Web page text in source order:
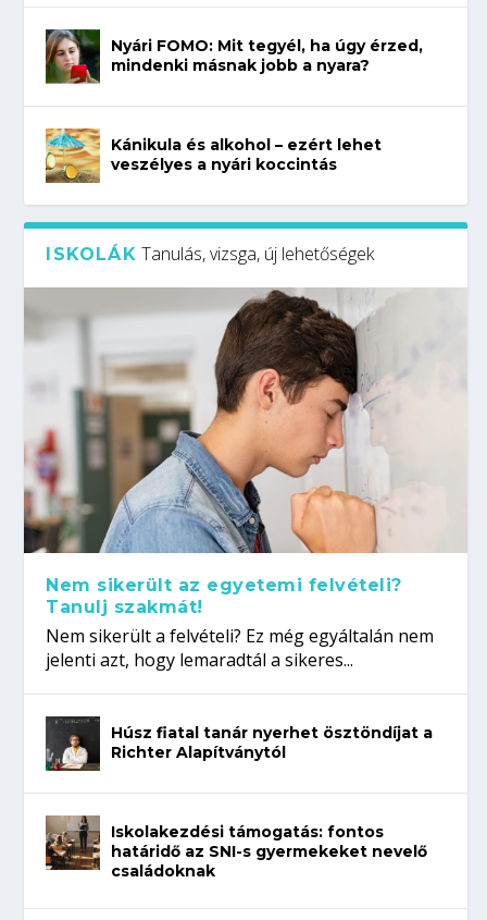
Nyári FOMO: Mit tegyél, ha úgy érzed,
mindenki másnak jobb a nyara?
Kánikula és alkohol – ezért lehet
veszélyes a nyári koccintás
ISKOLÁK Tanulás, vizsga, új lehetőségek
Nem sikerült az egyetemi felvételi?
Tanulj szakmát!
Nem sikerült a felvételi? Ez még egyáltalán nem
jelenti azt, hogy lemaradtál a sikeres...
Húsz fiatal tanár nyerhet ösztöndíjat a
Richter Alapítványtól
Iskolakezdési támogatás: fontos
határidő az SNI-s gyermekeket nevelő
családoknak